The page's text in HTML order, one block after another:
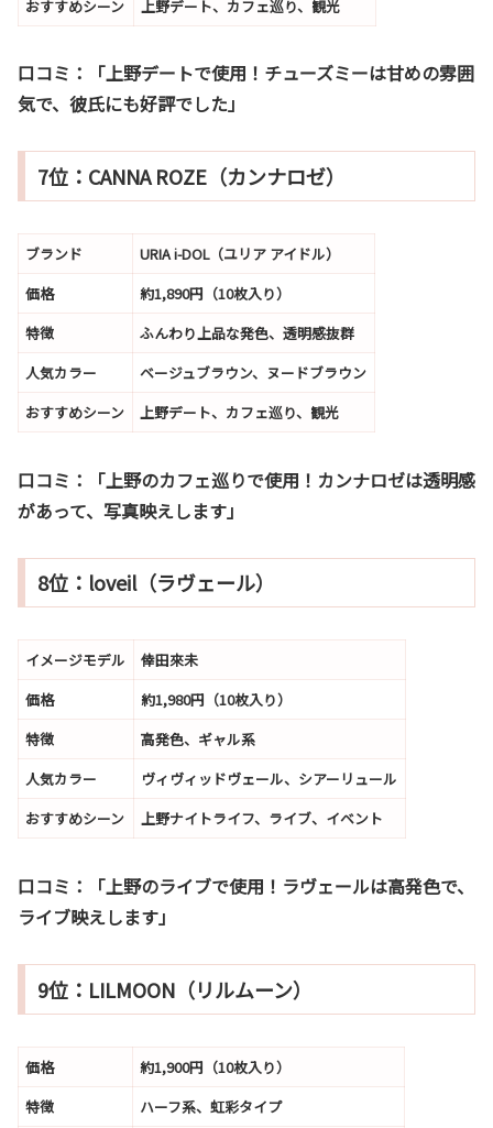
おすすめシーン 上野デート、カフェ巡り、観光
口コミ：
「上野デートで使用！チューズミーは甘めの雰囲
気で、彼氏にも好評でした」
7位：CANNA ROZE（カンナロゼ）
ブランド
URIA i-DOL（ユリア アイドル）
価格
約1,890円（10枚入り）
特徴
ふんわり上品な発色、透明感抜群
人気カラー
ベージュブラウン、ヌードブラウン
おすすめシーン
上野デート、カフェ巡り、観光
口コミ：
「上野のカフェ巡りで使用！カンナロゼは透明感
があって、写真映えします」
8位：loveil（ラヴェール）
イメージモデル
倖田來未
価格
約1,980円（10枚入り）
特徴
高発色、ギャル系
人気カラー
ヴィヴィッドヴェール、シアーリュール
おすすめシーン
上野ナイトライフ、ライブ、イベント
口コミ：
「上野のライブで使用！ラヴェールは高発色で、
ライブ映えします」
9位：LILMOON（リルムーン）
価格
約1,900円（10枚入り）
特徴
ハーフ系、虹彩タイプ